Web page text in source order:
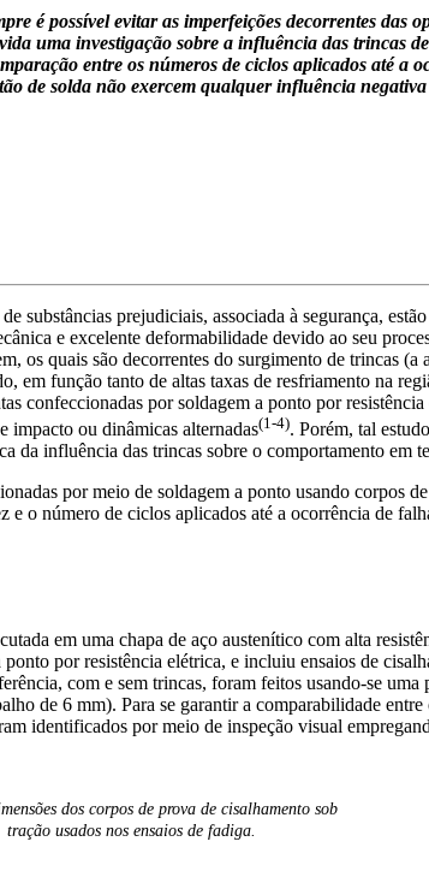
é possível evitar as imperfeições decorrentes das
uma investigação sobre a influência das trincas
entre os números de ciclos aplicados até
de solda não exercem qualquer influência
substâncias prejudiciais, associada à segurança,
e excelente deformabilidade devido ao seu
os quais são decorrentes do surgimento de trincas
em função tanto de altas taxas de resfriamento na
confeccionadas por soldagem a ponto por
impacto ou dinâmicas alternadas(1-4). Porém, tal
da influência das trincas sobre o comportamento em
por meio de soldagem a ponto usando corpos
e o número de ciclos aplicados até a ocorrência de
em uma chapa de aço austenítico com alta
por resistência elétrica, e incluiu ensaios de
com e sem trincas, foram feitos usando-se
de 6 mm). Para se garantir a comparabilidade
identificados por meio de inspeção visual
dos corpos de prova de cisalhamento sob
tração usados nos ensaios de fadiga.